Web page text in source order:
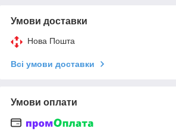
Умови доставки
Нова Пошта
Всі умови доставки
Умови оплати